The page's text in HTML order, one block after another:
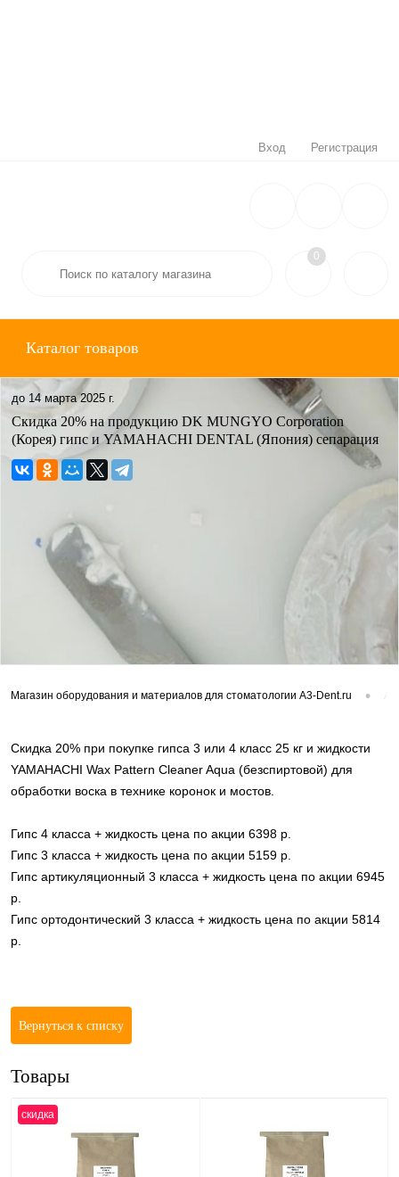
Вход Регистрация
0
Каталог товаров
до 14 марта 2025 г.
Скидка 20% на продукцию DK MUNGYO Corporation
(Корея) гипс и YAMAHACHI DENTAL (Япония) сепарация
Магазин оборудования и материалов для стоматологии A3-Dent.ru •
Скидка 20% при покупке гипса 3 или 4 класс 25 кг и жидкости
YAMAHACHI Wax Pattern Cleaner Aqua (безспиртовой) для
обработки воска в технике коронок и мостов.
Гипс 4 класса + жидкость цена по акции 6398 р.
Гипс 3 класса + жидкость цена по акции 5159 р.
Гипс артикуляционный 3 класса + жидкость цена по акции 6945
р.
Гипс ортодонтический 3 класса + жидкость цена по акции 5814
р.
Вернуться к списку
Товары
скидка